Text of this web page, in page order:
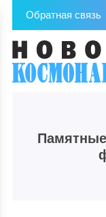
Обратная связь